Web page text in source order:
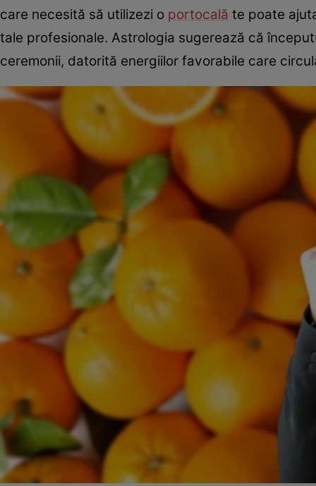
care necesită să utilizezi o portocală te poate
tale profesionale. Astrologia sugerează că
ceremonii, datorită energiilor favorabile care